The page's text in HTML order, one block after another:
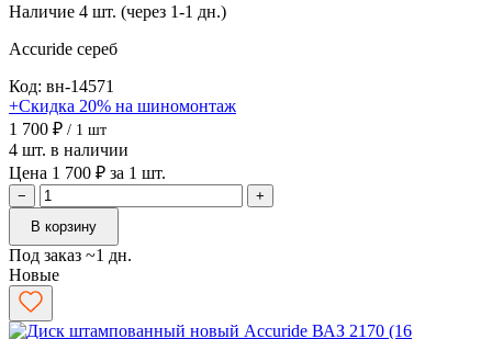
Наличие 4 шт. (через 1-1 дн.)
Accuride сереб
Код: вн-14571
+Скидка 20% на шиномонтаж
1 700 ₽ / 1 шт
4 шт. в наличии
Цена 1 700 ₽ за 1 шт.
−
+
В корзину
Под заказ ~1 дн.
Новые